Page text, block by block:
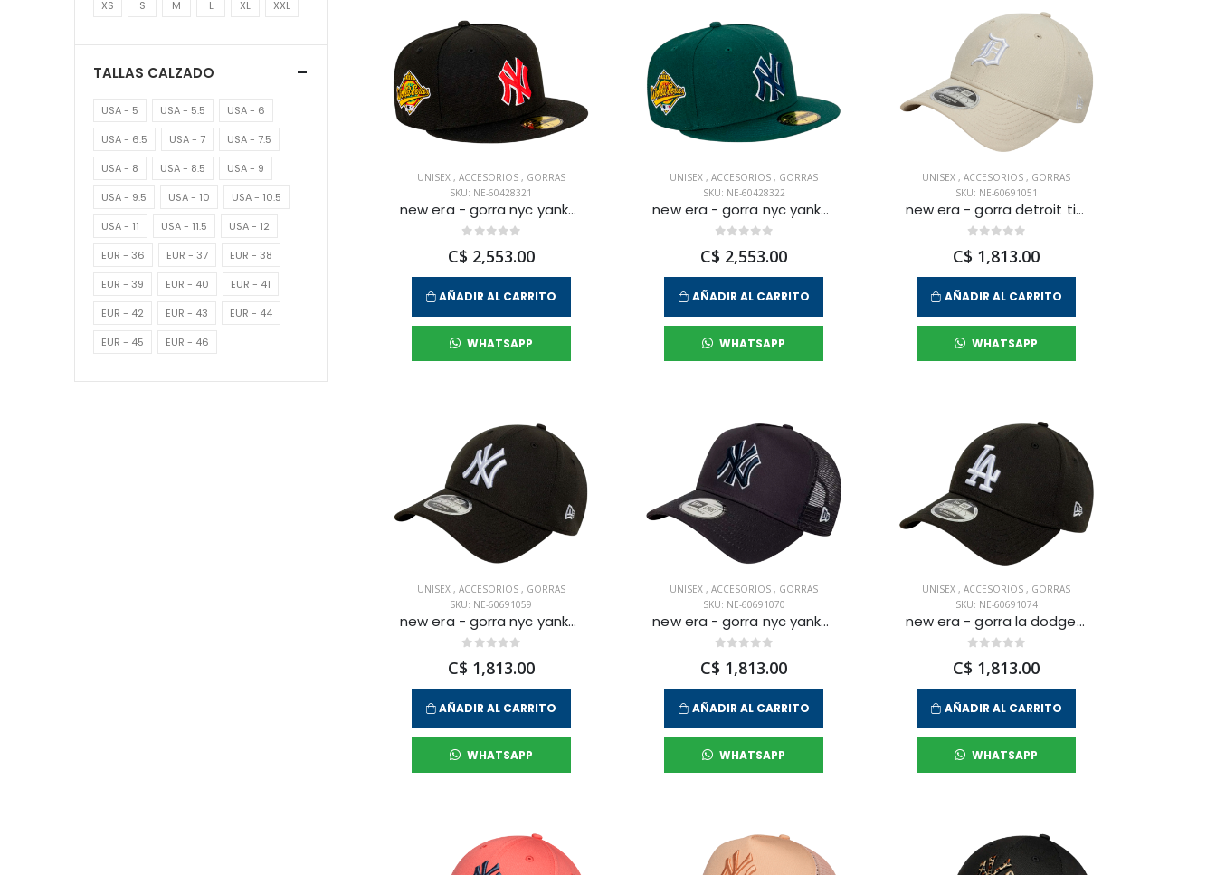
UNISEX , ACCESORIOS , GORRAS
SKU: NE-60428321
new era - gorra nyc yankees 59fifty unisex
C$ 2,553.00
AÑADIR AL CARRITO
WHATSAPP
UNISEX , ACCESORIOS , GORRAS
SKU: NE-60428322
new era - gorra nyc yankees 59fifty unisex
C$ 2,553.00
AÑADIR AL CARRITO
WHATSAPP
UNISEX,ACCESORIOS, GORRAS
SKU: NE-60691051
new era - gorra detroit tigers mlb 9forty unisex
C$ 1,813.00
AÑADIR AL CARRITO
WHATSAPP
UNISEX , ACCESORIOS , GORRAS
SKU: NE-60691059
new era - gorra nyc yankees 9forty unisex
C$ 1,813.00
AÑADIR AL CARRITO
WHATSAPP
UNISEX , ACCESORIOS , GORRAS
SKU: NE-60691070
new era - gorra nyc yankees 9forty unisex
C$ 1,813.00
AÑADIR AL CARRITO
WHATSAPP
UNISEX,ACCESORIOS, GORRAS
SKU: NE-60691074
new era - gorra la dodgers mlb 9forty unisex
C$ 1,813.00
AÑADIR AL CARRITO
WHATSAPP
XS S M L XL XXL
TALLAS CALZADO
USA - 5 USA - 5.5
USA - 6
USA - 6.5
USA - 7
USA - 7.5
USA - 8
USA - 8.5
USA - 9
USA - 9.5
USA - 10
USA - 10.5
USA - 11
USA - 11.5
USA - 12
EUR - 36
EUR - 37
EUR - 38
EUR - 39
EUR - 40
EUR - 41
EUR - 42
EUR - 43
EUR - 44
EUR - 45
EUR - 46